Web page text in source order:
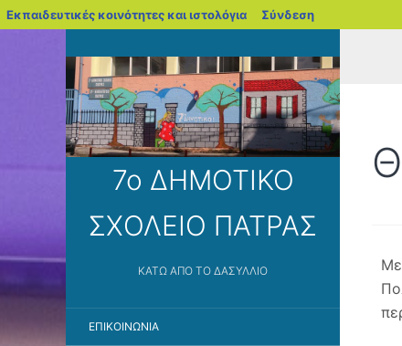
Εκπαιδευτικές κοινότητες και ιστολόγια blogs.sch.gr
Σύνδεση
7ο ΔΗΜΟΤΙΚΟ
ΣΧΟΛΕΙΟ ΠΑΤΡΑΣ
ΚΆΤΩ ΑΠΌ ΤΟ ΔΑΣΎΛΛΙΟ
ΕΠΙΚΟΙΝΩΝΊΑ